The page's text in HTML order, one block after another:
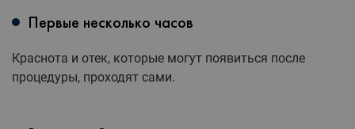
Первые несколько часов
Краснота и отек, которые могут появиться после
процедуры, проходят сами.